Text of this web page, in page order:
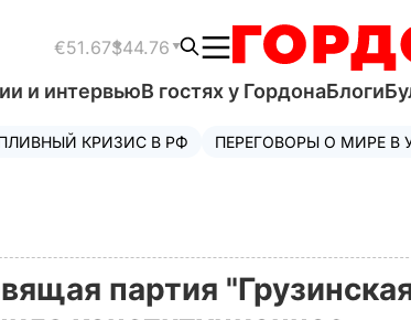
€51.67$44.76
и интервьюВ гостях у ГордонаБлоги
КРИЗИС В РФ ПЕРЕГОВОРЫ О МИРЕ В
партия